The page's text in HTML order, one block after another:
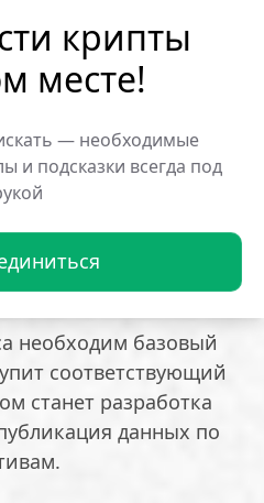
крипты
месте!
— необходимые
и подсказки всегда под
В 2026 году
запустить три
контракта на Solana,
платформа изучает
бессрочных
и Ethereum. Об этом
главный менеджер по
рынка Мосбиржи
необходим базовый
соответствующий
станет разработка
данных по